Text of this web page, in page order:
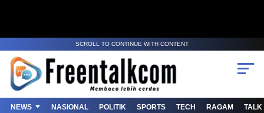
SCROLL TO CONTINUE WITH CONTENT
NEWS NASIONAL POLITIK SPORTS TECH RAGAM TALK